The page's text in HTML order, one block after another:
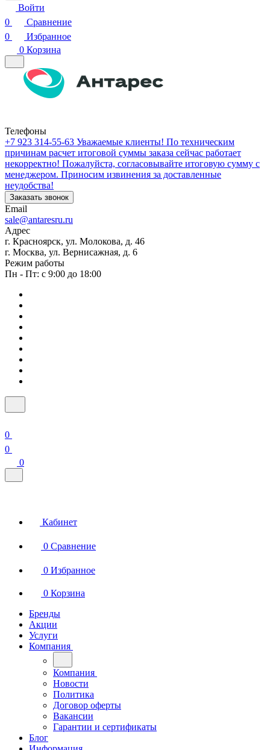
Войти
0
Сравнение
0
Избранное
0 Корзина
Телефоны
+7 923 314-55-63 Уважаемые клиенты! По техническим
причинам расчет итоговой суммы заказа сейчас работает
некорректно! Пожалуйста, согласовывайте итоговую сумму с
менеджером. Приносим извинения за доставленные
неудобства!
Заказать звонок
Email
sale@antaresru.ru
Адрес
г. Красноярск, ул. Молокова, д. 46
г. Москва, ул. Вернисажная, д. 6
Режим работы
Пн - Пт: с 9:00 до 18:00
0
0
0
Кабинет
0 Сравнение
0 Избранное
0 Корзина
Бренды
Акции
Услуги
Компания
Компания
Новости
Политика
Договор оферты
Вакансии
Гарантии и сертификаты
Блог